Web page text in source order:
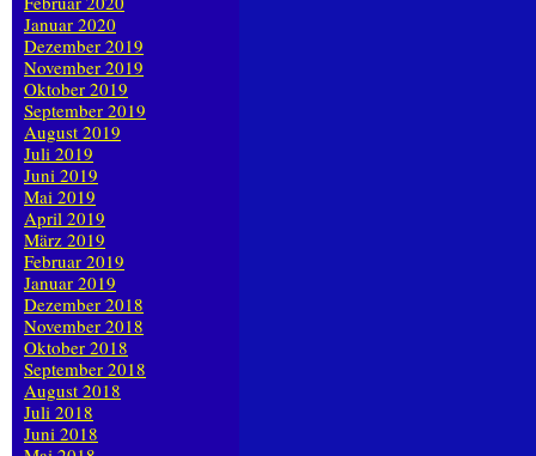
Januar 2020
Dezember 2019
November 2019
Oktober 2019
September 2019
August 2019
Juli 2019
Juni 2019
Mai 2019
April 2019
März 2019
Februar 2019
Januar 2019
Dezember 2018
November 2018
Oktober 2018
September 2018
August 2018
Juli 2018
Juni 2018